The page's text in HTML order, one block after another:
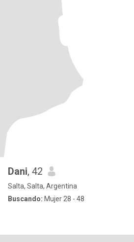
Dani, 42
Salta, Salta, Argentina
Buscando: Mujer 28 - 48